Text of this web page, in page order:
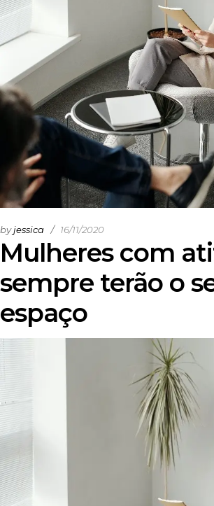
Mulheres com
sempre terão o
espaço
byjessica 16/11/2020